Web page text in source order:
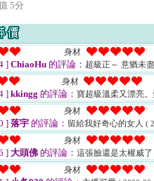
5分
身材
]ChiaoHu 的評論： 超級正～ 意猶未
身材
]kkingg 的評論： 寶超級溫柔又漂亮
身材
]落宇 的評論： 留給我好奇心的女人 (
身材
]大頭佛 的評論： 這張臉還是太權威了
身材